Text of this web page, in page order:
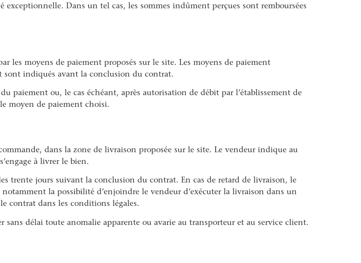
Dans un tel cas, les sommes indûment perçues sont remboursées
les moyens de paiement proposés sur le site. Les moyens de paiement
sont indiqués avant la conclusion du contrat.
paiement ou, le cas échéant, après autorisation de débit par l’établissement de
moyen de paiement choisi.
dans la zone de livraison proposée sur le site. Le vendeur indique au
à livrer le bien.
trente jours suivant la conclusion du contrat. En cas de retard de livraison, le
la possibilité d’enjoindre le vendeur d’exécuter la livraison dans un
contrat dans les conditions légales.
délai toute anomalie apparente ou avarie au transporteur et au service client.